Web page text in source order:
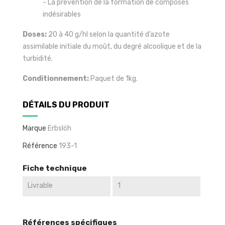
- La prévention de la formation de composés
indésirables
Doses: 20 à 40 g/hl selon la quantité d’azote
assimilable initiale du moût, du degré alcoolique et de la
turbidité.
Conditionnement: Paquet de 1kg.
DÉTAILS DU PRODUIT
Marque Erbslöh
Référence 193-1
Fiche technique
Livrable 1
Références spécifiques